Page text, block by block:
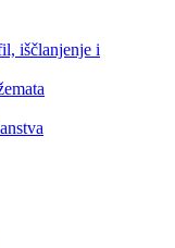
iščlanjenje i